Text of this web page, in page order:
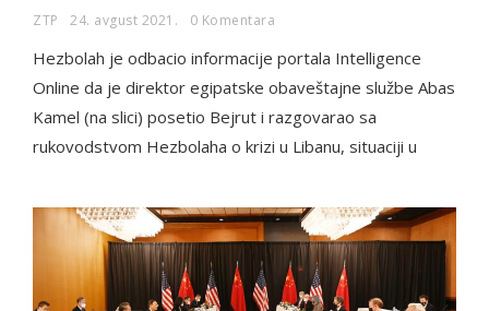
ZTP 24. avgust 2021. 0 Komentara
Hezbolah je odbacio informacije portala Intelligence
Online da je direktor egipatske obaveštajne službe Abas
Kamel (na slici) posetio Bejrut i razgovarao sa
rukovodstvom Hezbolaha o krizi u Libanu, situaciji u